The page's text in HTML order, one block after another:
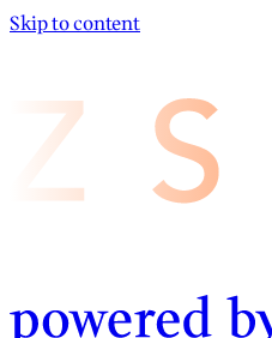
Skip to content